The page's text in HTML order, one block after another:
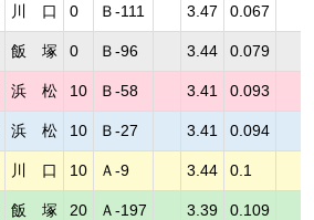
川 口 0 Ｂ-111 3.47 0.067
飯 塚 0 Ｂ-96 3.44 0.079
浜 松 10 Ｂ-58 3.41 0.093
浜 松 10 Ｂ-27 3.41 0.094
川 口 10 Ａ-9 3.44 0.1
飯 塚 20 Ａ-197 3.39 0.109